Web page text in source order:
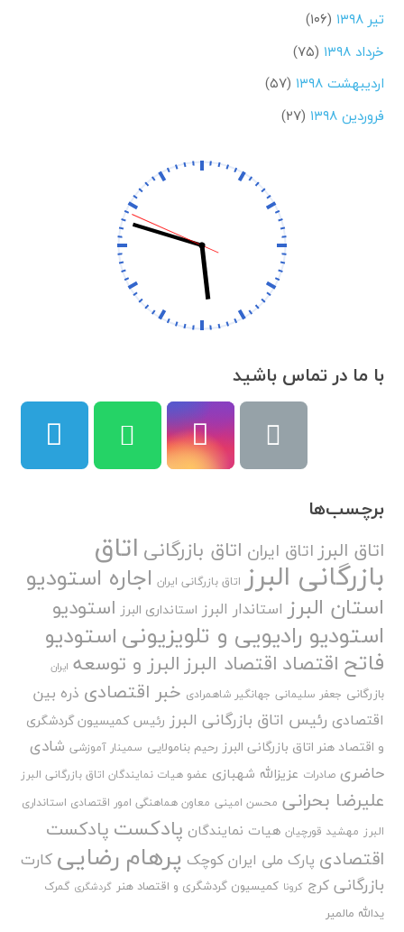
تیر ۱۳۹۸
(۱۰۶)
خرداد ۱۳۹۸
(۷۵)
اردیبهشت ۱۳۹۸
(۵۷)
فروردین ۱۳۹۸
(۲۷)
با ما در تماس باشید
برچسب‌ها
اتاق البرز اتاق ایران اتاق بازرگانی اتاق
بازرگانی البرز اتاق بازرگانی ایران اجاره استودیو
استان البرز استاندار البرز استانداری البرز استودیو
استودیو رادیویی و تلویزیونیاستودیو
فاتح اقتصاد اقتصاد البرزالبرز و توسعه ایران
بازرگانی جعفر سلیمانی جهانگیر شاهمرادی خبر اقتصادی ذره بین
اقتصادی رئیس اتاق بازرگانی البرز رئیس کمیسیون گردشگری
و اقتصاد هنر اتاق بازرگانی البرز رحیم بنامولایی سمینار آموزشی شادی
حاضری صادرات عزیزالله شهبازی عضو هیات نمایندگان اتاق بازرگانی البرز
علیرضا بحرانی محسن امینی معاون هماهنگی امور اقتصادی استانداری
البرز مهشید قورچیان هیات نمایندگان پادکست پادکست
اقتصادی پارک ملی ایران کوچک پرهام رضایی کارت
بازرگانی کرج کرونا کمیسیون گردشگری و اقتصاد هنر گردشگری گمرک
یدالله مالمیر